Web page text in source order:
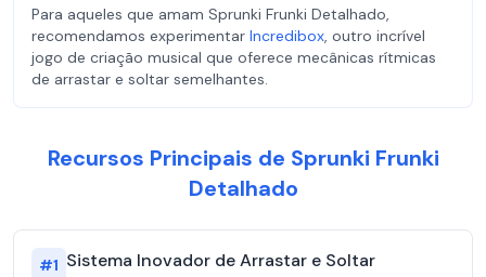
Para aqueles que amam Sprunki Frunki Detalhado,
recomendamos experimentar Incredibox, outro incrível
jogo de criação musical que oferece mecânicas rítmicas
de arrastar e soltar semelhantes.
Recursos Principais de Sprunki Frunki
Detalhado
#1 Sistema Inovador de Arrastar e Soltar